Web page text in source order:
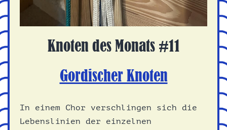
Knoten des Monats #11
Gordischer Knoten
In einem Chor verschlingen sich die
Lebenslinien der einzelnen